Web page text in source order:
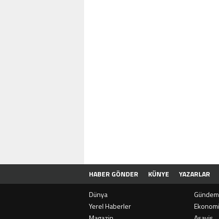
HABER GÖNDER KÜNYE YAZARLAR
Dünya
Gündem
Yerel Haberler
Ekonomi